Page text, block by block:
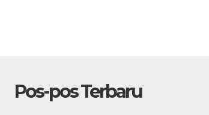
Pos-pos Terbaru